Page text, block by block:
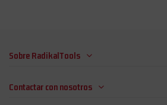
Sobre RadikalTools
Contactar con nosotros